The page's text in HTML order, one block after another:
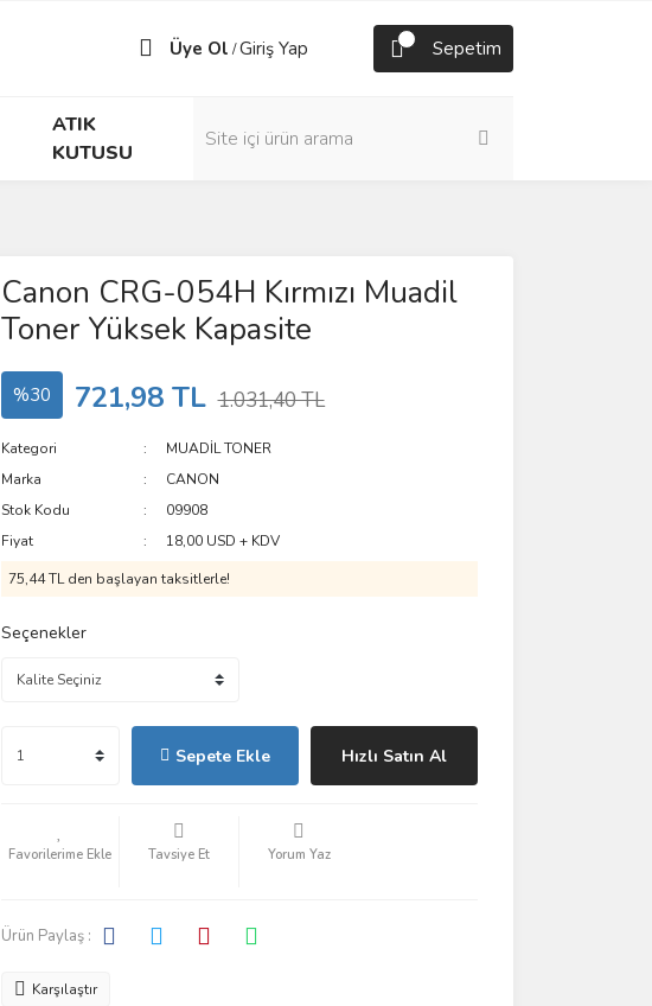
Üye Ol /Giriş Yap Sepetim
ATIK
KUTUSU
Canon CRG-054H Kırmızı Muadil
Toner Yüksek Kapasite
%30 721,98 TL 1.031,40 TL
Kategori
MUADİL TONER
Marka
CANON
Stok Kodu
09908
Fiyat
18,00 USD + KDV
75,44 TL den başlayan taksitlerle!
Seçenekler
Sepete Ekle Hızlı Satın Al
Tavsiye Et Yorum Yaz
Ürün Paylaş :
Karşılaştır